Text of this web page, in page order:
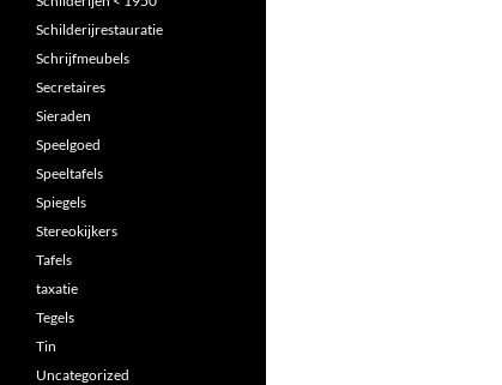
Schilderijrestauratie
Schrijfmeubels
Secretaires
Sieraden
Speelgoed
Speeltafels
Spiegels
Stereokijkers
Tafels
taxatie
Tegels
Tin
Uncategorized